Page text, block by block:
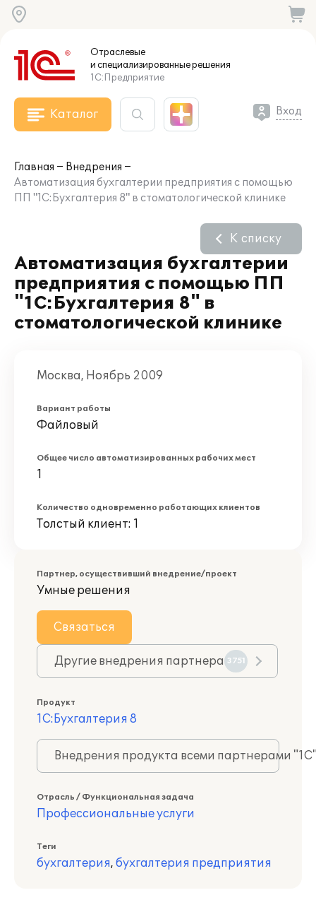
Отраслевые
и специализированныерешения
1С:Предприятие
Каталог Вход
Главная
Внедрения
Автоматизация бухгалтерии предприятия с помощью
ПП "1С:Бухгалтерия 8" в стоматологической клинике
Автоматизация бухгалтерии
предприятия с помощью ПП
"1С:Бухгалтерия 8" в
стоматологической клинике
К списку
Москва, Ноябрь 2009
Вариант работы
Файловый
Общее число автоматизированных рабочих мест
1
Количество одновременно работающих клиентов
Толстый клиент: 1
Партнер, осуществивший внедрение/проект
Умные решения
Связаться
Другие внедрения партнера 3751
Продукт
1С:Бухгалтерия 8
Внедрения продукта всеми партнерами
Отрасль / Функциональная задача
Профессиональные услуги
Теги
бухгалтерия, бухгалтерия предприятия